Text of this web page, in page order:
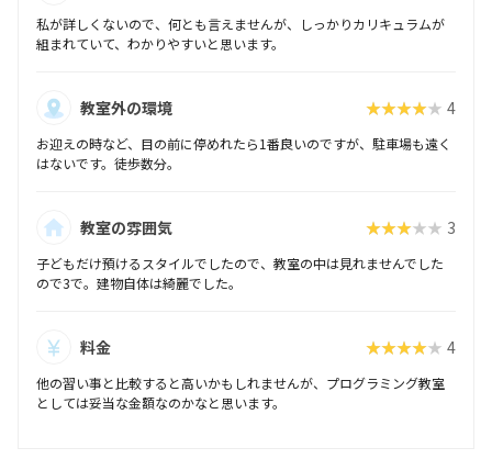
私が詳しくないので、何とも言えませんが、しっかりカリキュラムが
組まれていて、わかりやすいと思います。
教室外の環境 ★★★★★ 4
お迎えの時など、目の前に停めれたら1番良いのですが、駐車場も遠く
はないです。徒歩数分。
教室の雰囲気 ★★★★★ 3
子どもだけ預けるスタイルでしたので、教室の中は見れませんでした
ので3で。建物自体は綺麗でした。
料金 ★★★★★ 4
他の習い事と比較すると高いかもしれませんが、プログラミング教室
としては妥当な金額なのかなと思います。